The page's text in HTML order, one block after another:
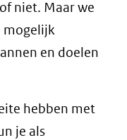
niet. Maar we
mogelijk
en doelen
hebben met
je als